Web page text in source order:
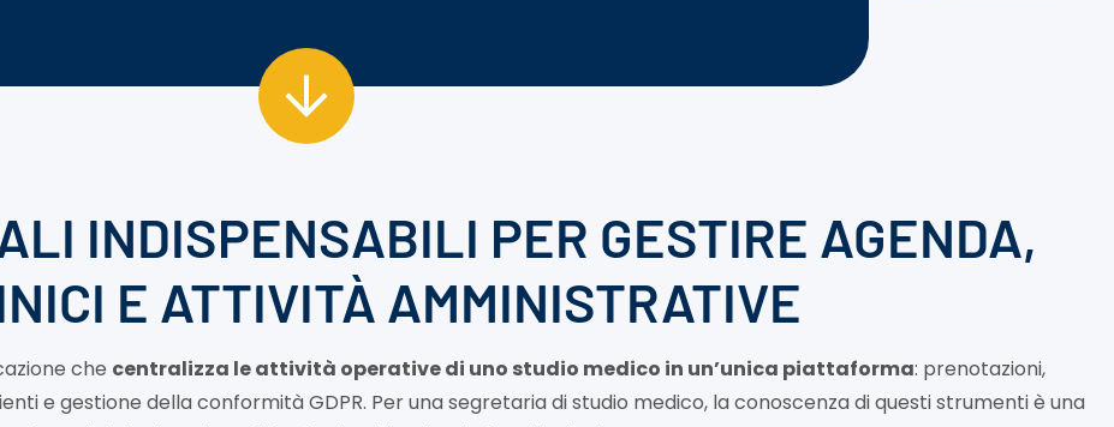
INDISPENSABILI PER GESTIRE AGENDA,
E ATTIVITÀ AMMINISTRATIVE
che centralizza le attività operative di uno studio medico in un’unica piattaforma: prenotazioni,
e gestione della conformità GDPR. Per una segretaria di studio medico, la conoscenza di questi strumenti è una